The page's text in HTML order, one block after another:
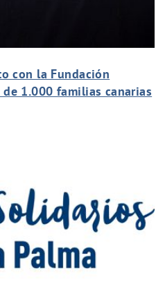
con la Fundación
1.000 familias canarias